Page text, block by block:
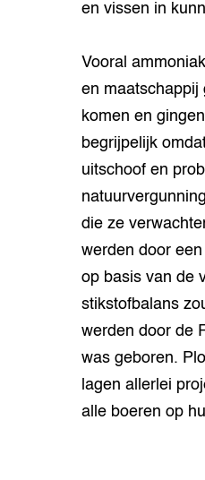
en vissen in
Vooral
en maatschappij
komen en
begrijpelijk
uitschoof en
die ze
werden door
op basis van de
stikstofbalans
werden door de
was geboren.
lagen allerlei
alle boeren op